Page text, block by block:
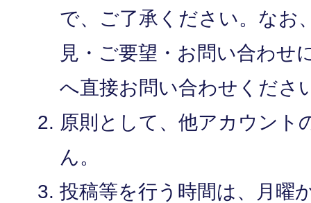
で、ご了承ください。なお
見・ご要望・お問い合わせ
へ直接お問い合わせくださ
原則として、他アカウント
ん。
投稿等を行う時間は、月曜